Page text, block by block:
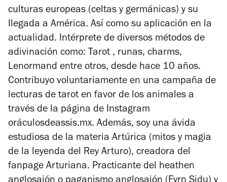
culturas europeas (celtas y germánicas) y su
llegada a América. Así como su aplicación en la
actualidad. Intérprete de diversos métodos de
adivinación como: Tarot , runas, charms,
Lenormand entre otros, desde hace 10 años.
Contribuyo voluntariamente en una campaña de
lecturas de tarot en favor de los animales a
través de la página de Instagram
oráculosdeassis.mx. Además, soy una ávida
estudiosa de la materia Artúrica (mitos y magia
de la leyenda del Rey Arturo), creadora del
fanpage Arturiana. Practicante del heathen